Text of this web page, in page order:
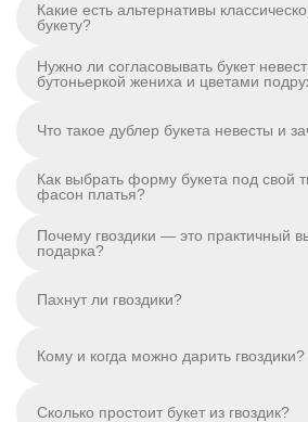
Какие есть альтернативы
букету?
Нужно ли согласовывать букет
бутоньеркой жениха и цветами
Что такое дублер букета невесты и
Как выбрать форму букета под свой
фасон платья?
Почему гвоздики — это практичный
подарка?
Пахнут ли гвоздики?
Кому и когда можно дарить гвоздики?
Сколько простоит букет из гвоздик?